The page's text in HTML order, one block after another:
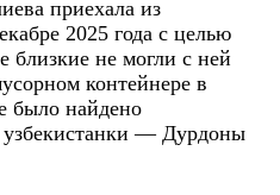
приехала из
2025 года с целью
близкие не могли с ней
контейнере в
было найдено
узбекистанки — Дурдоны